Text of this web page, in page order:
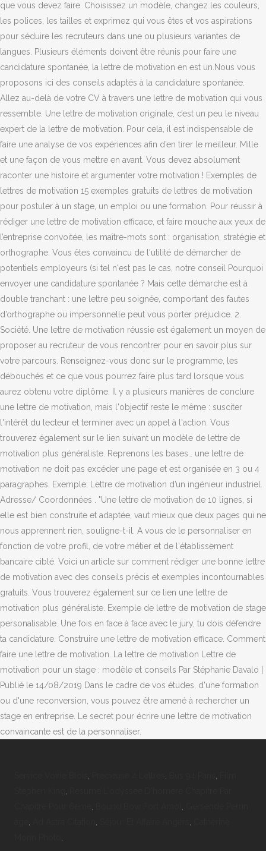
que vous devez faire. Choisissez un modèle, changez les couleurs,
les polices, les tailles et exprimez qui vous êtes et vos aspirations
pour séduire les recruteurs dans une ou plusieurs variantes de
langues. Plusieurs éléments doivent être réunis pour faire une
candidature spontanée, la lettre de motivation en est un.Nous vous
proposons ici des conseils adaptés à la candidature spontanée.
Allez au-delà de votre CV à travers une lettre de motivation qui vous
ressemble. Une lettre de motivation originale, c’est un peu le niveau
expert de la lettre de motivation. Pour cela, il est indispensable de
faire une analyse de vos expériences afin d’en tirer le meilleur. Mille
et une façon de vous mettre en avant. Vous devez absolument
raconter une histoire et argumenter votre motivation ! Exemples de
lettres de motivation 15 exemples gratuits de lettres de motivation
pour postuler à un stage, un emploi ou une formation. Pour réussir à
rédiger une lettre de motivation efficace, et faire mouche aux yeux de
l’entreprise convoitée, les maître-mots sont : organisation, stratégie et
orthographe. Vous êtes convaincu de l'utilité de démarcher de
potentiels employeurs (si tel n'est pas le cas, notre conseil Pourquoi
envoyer une candidature spontanée ? Mais cette démarche est à
double tranchant : une lettre peu soignée, comportant des fautes
d’orthographe ou impersonnelle peut vous porter préjudice. 2.
Société. Une lettre de motivation réussie est également un moyen de
proposer au recruteur de vous rencontrer pour en savoir plus sur
votre parcours. Renseignez-vous donc sur le programme, les
débouchés et ce que vous pourrez faire plus tard lorsque vous
aurez obtenu votre diplôme. Il y a plusieurs manières de conclure
une lettre de motivation, mais l'objectif reste le même : susciter
l'intérêt du lecteur et terminer avec un appel à l'action. Vous
trouverez également sur le lien suivant un modèle de lettre de
motivation plus généraliste. Reprenons les bases… une lettre de
motivation ne doit pas excéder une page et est organisée en 3 ou 4
paragraphes. Exemple: Lettre de motivation d’un ingénieur industriel.
Adresse/ Coordonnées . "Une lettre de motivation de 10 lignes, si
elle est bien construite et adaptée, vaut mieux que deux pages qui ne
nous apprennent rien, souligne-t-il. A vous de le personnaliser en
fonction de votre profil, de votre métier et de l'établissement
bancaire ciblé. Voici un article sur comment rédiger une bonne lettre
de motivation avec des conseils précis et exemples incontournables
gratuits. Vous trouverez également sur ce lien une lettre de
motivation plus généraliste. Exemple de lettre de motivation de stage
personalisable. Une fois en face à face avec le jury, tu dois défendre
ta candidature. Construire une lettre de motivation efficace. Comment
faire une lettre de motivation. La lettre de motivation Lettre de
motivation pour un stage : modèle et conseils Par Stéphanie Davalo |
Publié le 14/08/2019 Dans le cadre de vos études, d'une formation
ou d'une reconversion, vous pouvez être amené à rechercher un
stage en entreprise. Le secret pour écrire une lettre de motivation
convaincante est de la personnaliser.